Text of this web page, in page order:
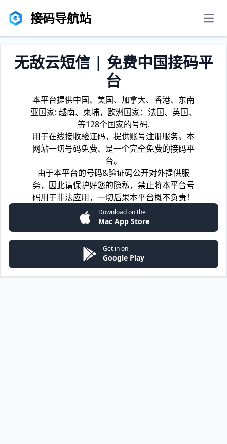
接码导航站
无敌云短信 | 免费中国接码平
台
本平台提供中国、美国、加拿大、香港、东南
亚国家: 越南、柬埔，欧洲国家：法国、英国、
等128个国家的号码.
用于在线接收验证码，提供账号注册服务。本
网站一切号码免费、是一个完全免费的接码平
台。
由于本平台的号码&验证码公开对外提供服
务，因此请保护好您的隐私，禁止将本平台号
码用于非法应用，一切后果本平台概不负责！
Download on the
Mac App Store
Get in on
Google Play